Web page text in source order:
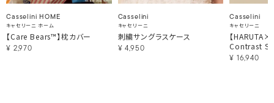
Casselini HOME
キャセリーニ ホーム
【Care Bears™】枕カバー
¥ 2,970
Casselini
キャセリーニ
刺繍サングラスケース
¥ 4,950
Casselini
キャセリーニ
【
Contrast
¥ 16,940